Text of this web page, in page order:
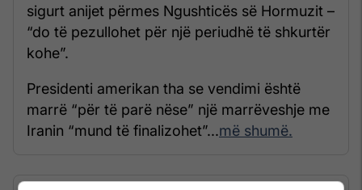
sigurt anijet përmes Ngushticës së Hormuzit –
“do të pezullohet për një periudhë të shkurtër
kohe”.
Presidenti amerikan tha se vendimi është
marrë “për të parë nëse” një marrëveshje me
Iranin “mund të finalizohet”...më shumë.